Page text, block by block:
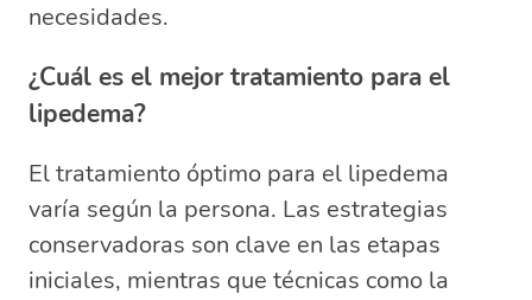
necesidades.
¿Cuál es el mejor tratamiento para el
lipedema?
El tratamiento óptimo para el lipedema
varía según la persona. Las estrategias
conservadoras son clave en las etapas
iniciales, mientras que técnicas como la